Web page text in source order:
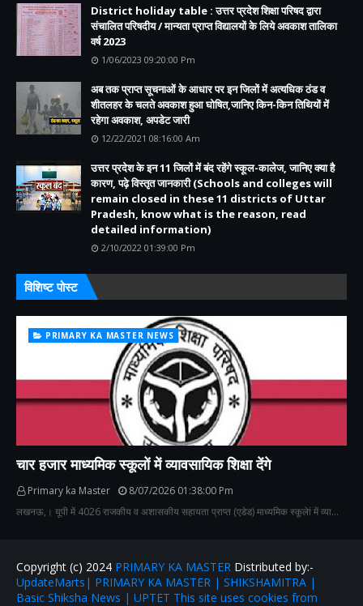
District holiday table : उत्तर प्रदेश शिक्षा परिषद द्वारा
संचालित परिषदीय / मान्यता प्राप्त विद्यालयों के लिये अवकाश तालिका
वर्ष 2023
1/06/2023 09:20:00 Pm
अब तक प्राप्त सूचनाओं के आधार पर इन जिलों में अत्यधिक ठंड व
शीतलहर के चलते अवकाश हुआ घोषित,जानिए किन-किन तिथियों में
रहेगा अवकाश, अपडेट जारी
12/22/2021 08:16:00 Am
उत्तर प्रदेश के इन 11 जिलों में बंद रहेंगे स्कूल-कालेज, जानिए क्या है
कारण, पढ़े विस्तृत जानकारी (Schools and colleges will
remain closed in these 11 districts of Uttar
Pradesh, know what is the reason, read
detailed information)
2/10/2022 01:39:00 Pm
विशिष्ट पोस्ट
PRIMARY KA MASTER NEWS
चार हजार माध्यमिक स्कूलों में व्यावसायिक शिक्षा देंगे
Primary ka Master
8/07/2026 01:38:00 Pm
लखनऊ,। यूपी में 4026 राजकीय व अशासकीय सहायता प्राप्त (एडेड) माध्यमिक स्कूलेां में व्या…
Copyright (c) 2024 PRIMARY KA MASTER Distributed by:-
UpdateMarts| PRIMARY KA MASTER | SHIKSHAMITRA |
Basic Shiksha News | UPTET This site uses cookies from